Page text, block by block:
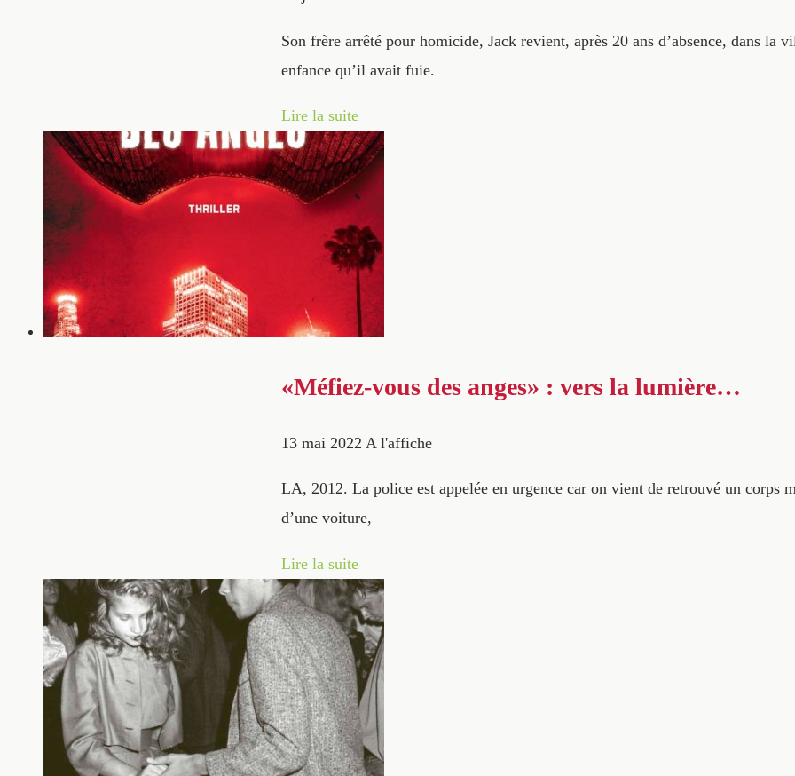
Son frère arrêté pour homicide, Jack revient, après 20 ans d’absence, dans la
enfance qu’il avait fuie.
Lire la suite
«Méfiez-vous des anges» : vers la lumière…
13 mai 2022 A l'affiche
LA, 2012. La police est appelée en urgence car on vient de retrouvé un corps
d’une voiture,
Lire la suite